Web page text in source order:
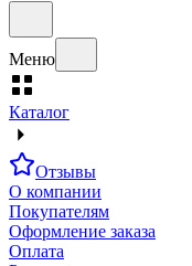
Меню
Каталог
Отзывы
О компании
Покупателям
Оформление заказа
Оплата